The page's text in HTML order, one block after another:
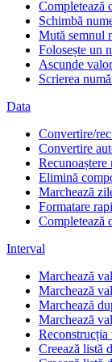
Completează
Schimbă
Mută semnul
Folosește un
Ascunde
Scrierea
Data
Convertire/
Convertire
Recunoaștere
Elimină
Marchează
Formatare
Completează
Interval
Marchează
Marchează
Marchează
Marchează
Reconstrucția
Creează listă